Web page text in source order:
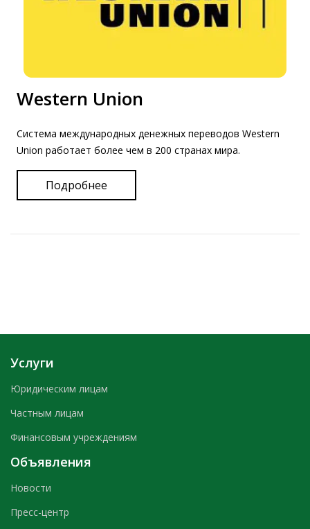
Western Union
Система международных денежных переводов Western
Union работает более чем в 200 странах мира.
Подробнее
Услуги
Юридическим лицам
Частным лицам
Финансовым учреждениям
Объявления
Новости
Пресс-центр